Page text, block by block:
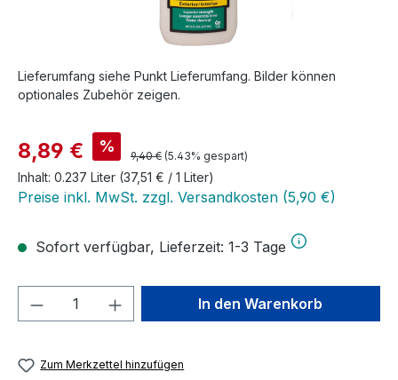
Lieferumfang siehe Punkt Lieferumfang. Bilder können
optionales Zubehör zeigen.
Verkaufspreis:
8,89 € % Regulärer Preis:
9,40 € (5.43% gespart)
Inhalt: 0.237 Liter (37,51 € / 1 Liter)
Preise inkl. MwSt. zzgl. Versandkosten (5,90 €)
Sofort verfügbar, Lieferzeit: 1-3 Tage
Produkt Anzahl: Gib denIn den Warenkorb
Zum Merkzettel hinzufügen